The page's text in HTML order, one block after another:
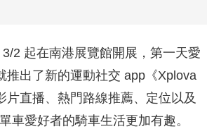
2 起在南港展覽館開展，第一天愛
推出了新的運動社交 app《Xplova
片直播、熱門路線推薦、定位以及
車愛好者的騎車生活更加有趣。